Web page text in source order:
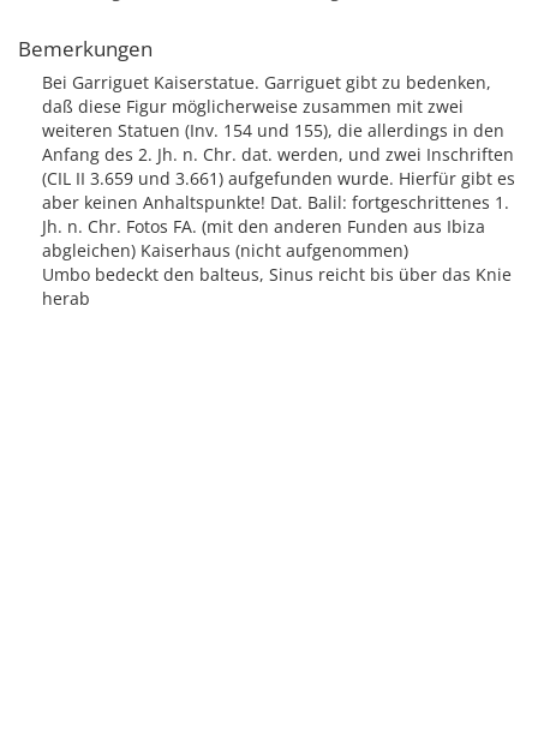
Bemerkungen
Bei Garriguet Kaiserstatue. Garriguet gibt zu bedenken,
daß diese Figur möglicherweise zusammen mit zwei
weiteren Statuen (Inv. 154 und 155), die allerdings in den
Anfang des 2. Jh. n. Chr. dat. werden, und zwei Inschriften
(CIL II 3.659 und 3.661) aufgefunden wurde. Hierfür gibt es
aber keinen Anhaltspunkte! Dat. Balil: fortgeschrittenes 1.
Jh. n. Chr. Fotos FA. (mit den anderen Funden aus Ibiza
abgleichen) Kaiserhaus (nicht aufgenommen)
Umbo bedeckt den balteus, Sinus reicht bis über das Knie
herab